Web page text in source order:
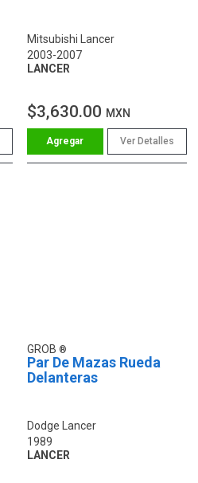
Mitsubishi Lancer
2003-2007
LANCER
$3,630.00 MXN
Ver Detalles
GROB
Par De Mazas Rueda
Delanteras
Dodge Lancer
1989
LANCER